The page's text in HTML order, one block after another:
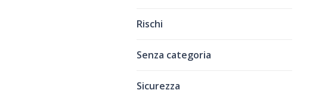
Rischi
Senza categoria
Sicurezza